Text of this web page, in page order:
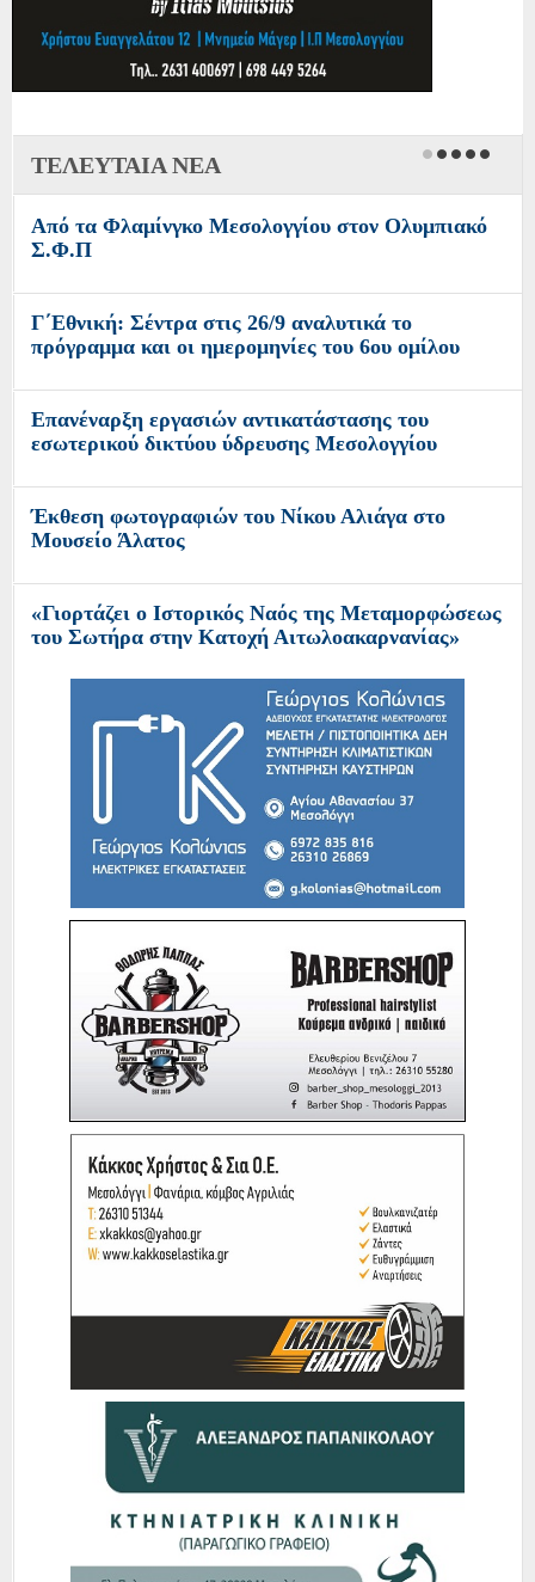
ΤΕΛΕΥΤΑΙΑ ΝΕΑ
Από τα Φλαμίνγκο Μεσολογγίου στον Ολυμπιακό
Σ.Φ.Π
Γ΄Εθνική: Σέντρα στις 26/9 αναλυτικά το
πρόγραμμα και οι ημερομηνίες του 6ου ομίλου
Επανέναρξη εργασιών αντικατάστασης του
εσωτερικού δικτύου ύδρευσης Μεσολογγίου
Έκθεση φωτογραφιών του Νίκου Αλιάγα στο
Μουσείο Άλατος
«Γιορτάζει ο Ιστορικός Ναός της Μεταμορφώσεως
του Σωτήρα στην Κατοχή Αιτωλοακαρνανίας»